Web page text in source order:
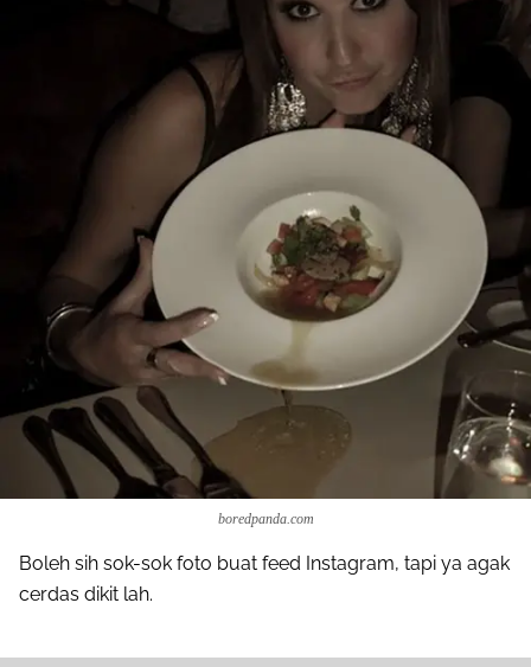
boredpanda.com
Boleh sih sok-sok foto buat feed Instagram, tapi ya agak
cerdas dikit lah.